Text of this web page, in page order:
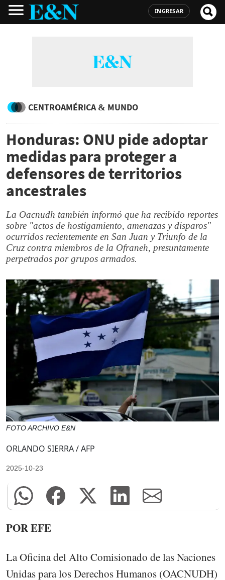
INGRESAR
CENTROAMÉRICA & MUNDO
Honduras: ONU pide adoptar
medidas para proteger a
defensores de territorios
ancestrales
La Oacnudh también informó que ha recibido reportes
sobre "actos de hostigamiento, amenazas y disparos"
ocurridos recientemente en San Juan y Triunfo de la
Cruz contra miembros de la Ofraneh, presuntamente
perpetrados por grupos armados.
FOTO ARCHIVO E&N
ORLANDO SIERRA / AFP
2025-10-23
POR EFE
La Oficina del Alto Comisionado de las Naciones
Unidas para los Derechos Humanos (OACNUDH)